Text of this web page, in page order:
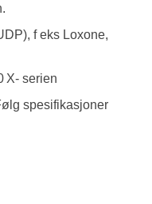
f eks Loxone,
X- serien
spesifikasjoner